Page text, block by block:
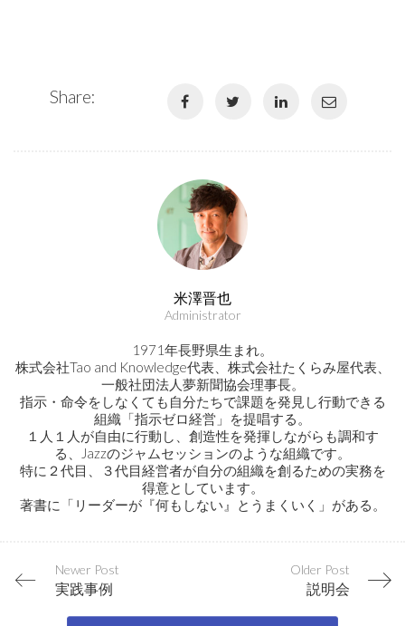
Share:
米澤晋也
Administrator
1971年長野県生まれ。
株式会社Tao and Knowledge代表、株式会社たくらみ屋代表、
一般社団法人夢新聞協会理事長。
指示・命令をしなくても自分たちで課題を発見し行動できる
組織「指示ゼロ経営」を提唱する。
１人１人が自由に行動し、創造性を発揮しながらも調和す
る、Jazzのジャムセッションのような組織です。
特に２代目、３代目経営者が自分の組織を創るための実務を
得意としています。
著書に「リーダーが『何もしない』とうまくいく」がある。
Newer Post
実践事例
Older Post
説明会